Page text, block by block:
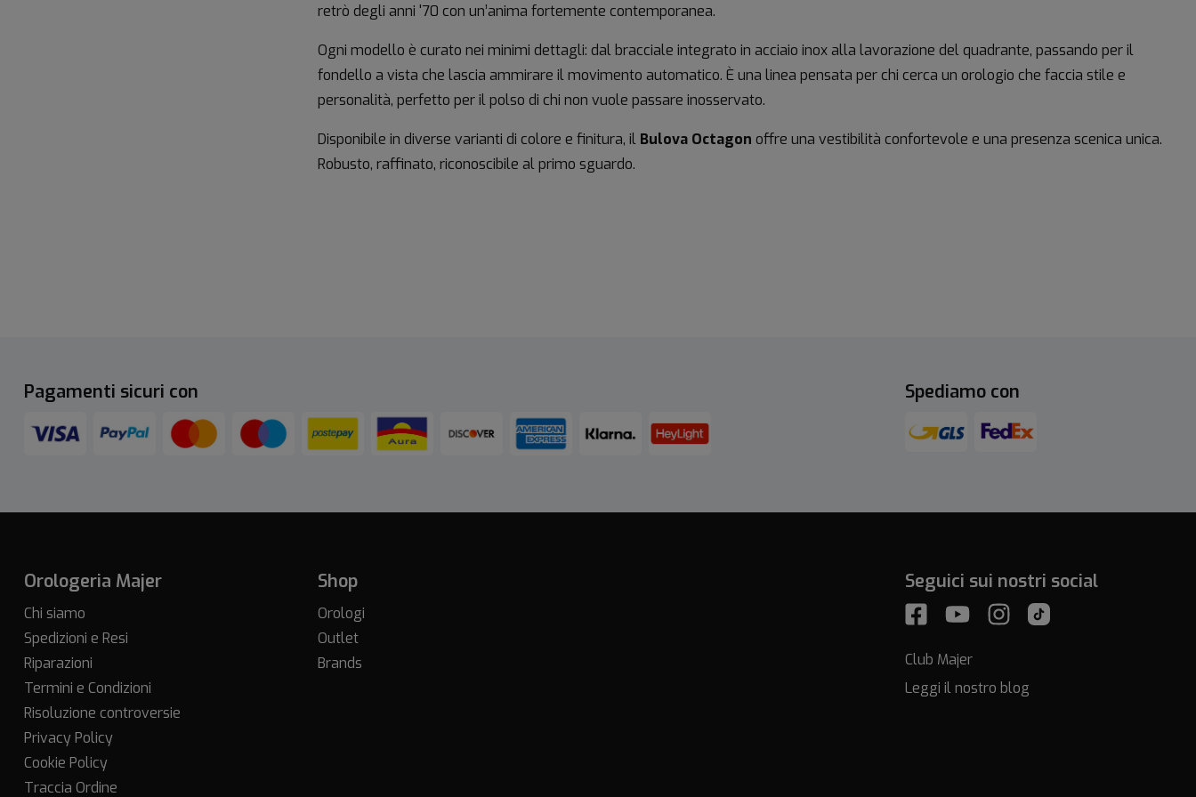
retrò degli anni '70 con un’anima fortemente contemporanea.
Ogni modello è curato nei minimi dettagli: dal bracciale integrato in acciaio inox alla lavorazione del quadrante, passando per il
fondello a vista che lascia ammirare il movimento automatico. È una linea pensata per chi cerca un orologio che faccia stile e
personalità, perfetto per il polso di chi non vuole passare inosservato.
Disponibile in diverse varianti di colore e finitura, il Bulova Octagon offre una vestibilità confortevole e una presenza scenica unica.
Robusto, raffinato, riconoscibile al primo sguardo.
Pagamenti sicuri con Spediamo con
Orologeria Majer
Chi siamo
Spedizioni e Resi
Riparazioni
Termini e Condizioni
Risoluzione controversie
Privacy Policy
Cookie Policy
Traccia Ordine
Shop
Orologi
Outlet
Brands
Seguici sui nostri social
Club Majer
Leggi il nostro blog